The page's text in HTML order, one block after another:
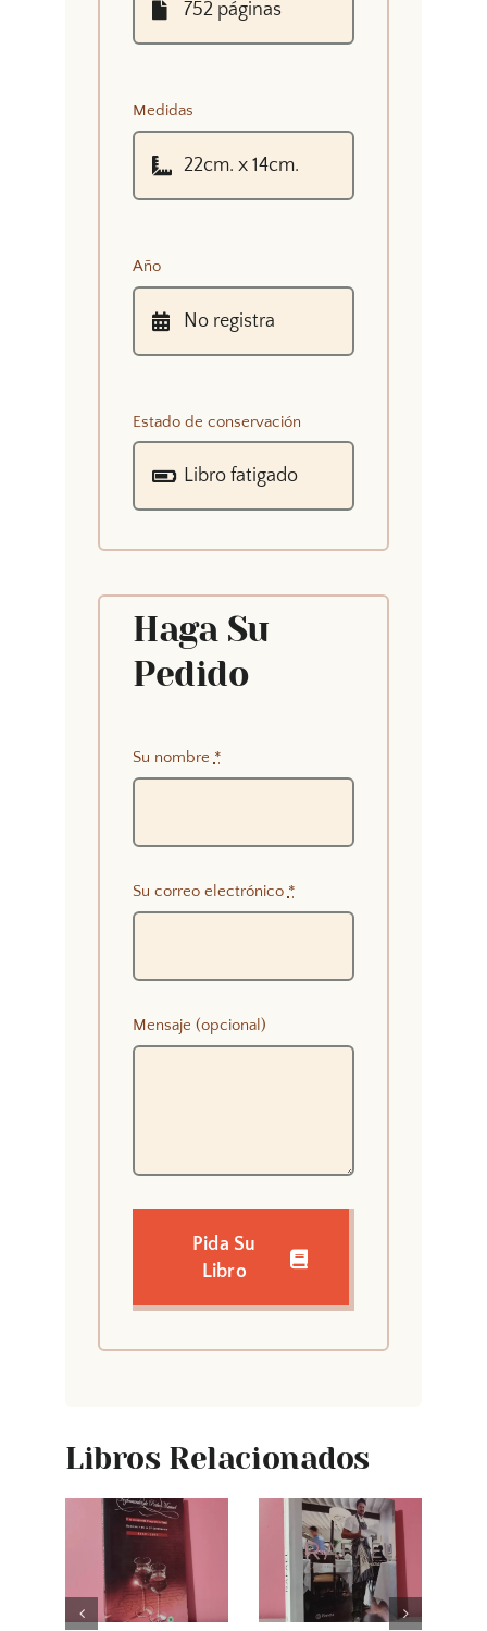
Medidas
Año
Estado de conservación
Haga Su
Pedido
Su nombre *
Su correo electrónico *
Mensaje (opcional)
Pida Su
Libro
Libros Relacionados